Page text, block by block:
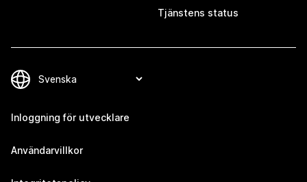
Tjänstens status
Inloggning för utvecklare
Användarvillkor